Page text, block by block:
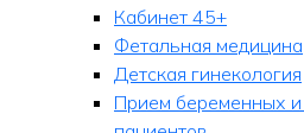
Кабинет 45+
Фетальная медицина
Детская гинекология
Прием беременных и